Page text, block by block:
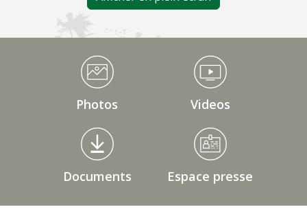
Médiathèque Footer
Photos Videos
Documents Espace presse